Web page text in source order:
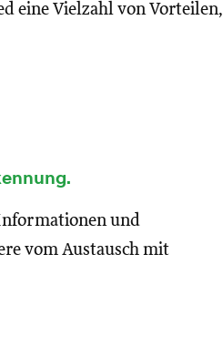
eine Vielzahl von Vorteilen,
und
vom Austausch mit